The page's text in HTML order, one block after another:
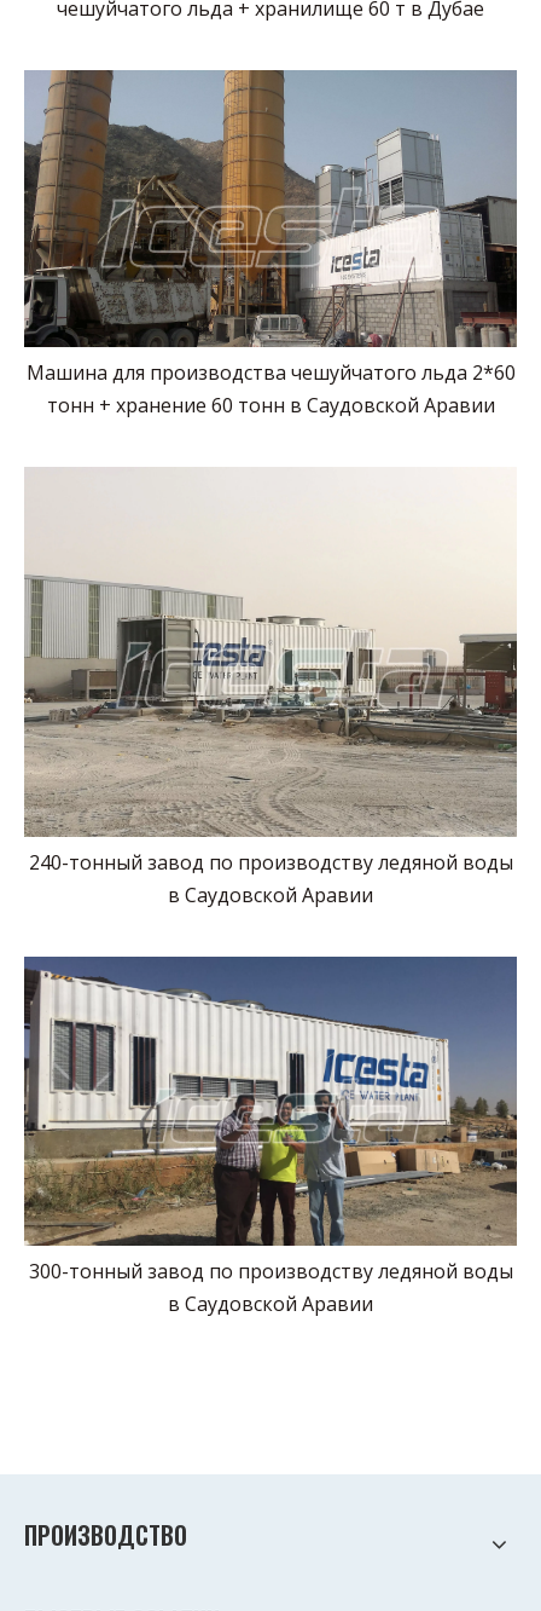
чешуйчатого льда + хранилище 60 т в Дубае
Машина для производства чешуйчатого льда 2*60
тонн + хранение 60 тонн в Саудовской Аравии
240-тонный завод по производству ледяной воды
в Саудовской Аравии
300-тонный завод по производству ледяной воды
в Саудовской Аравии
ПРОИЗВОДСТВО